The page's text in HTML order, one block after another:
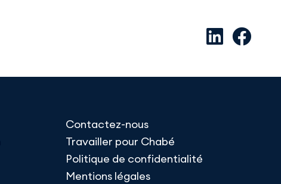
Contactez-nous
Travailler pour Chabé
Politique de confidentialité
Mentions légales